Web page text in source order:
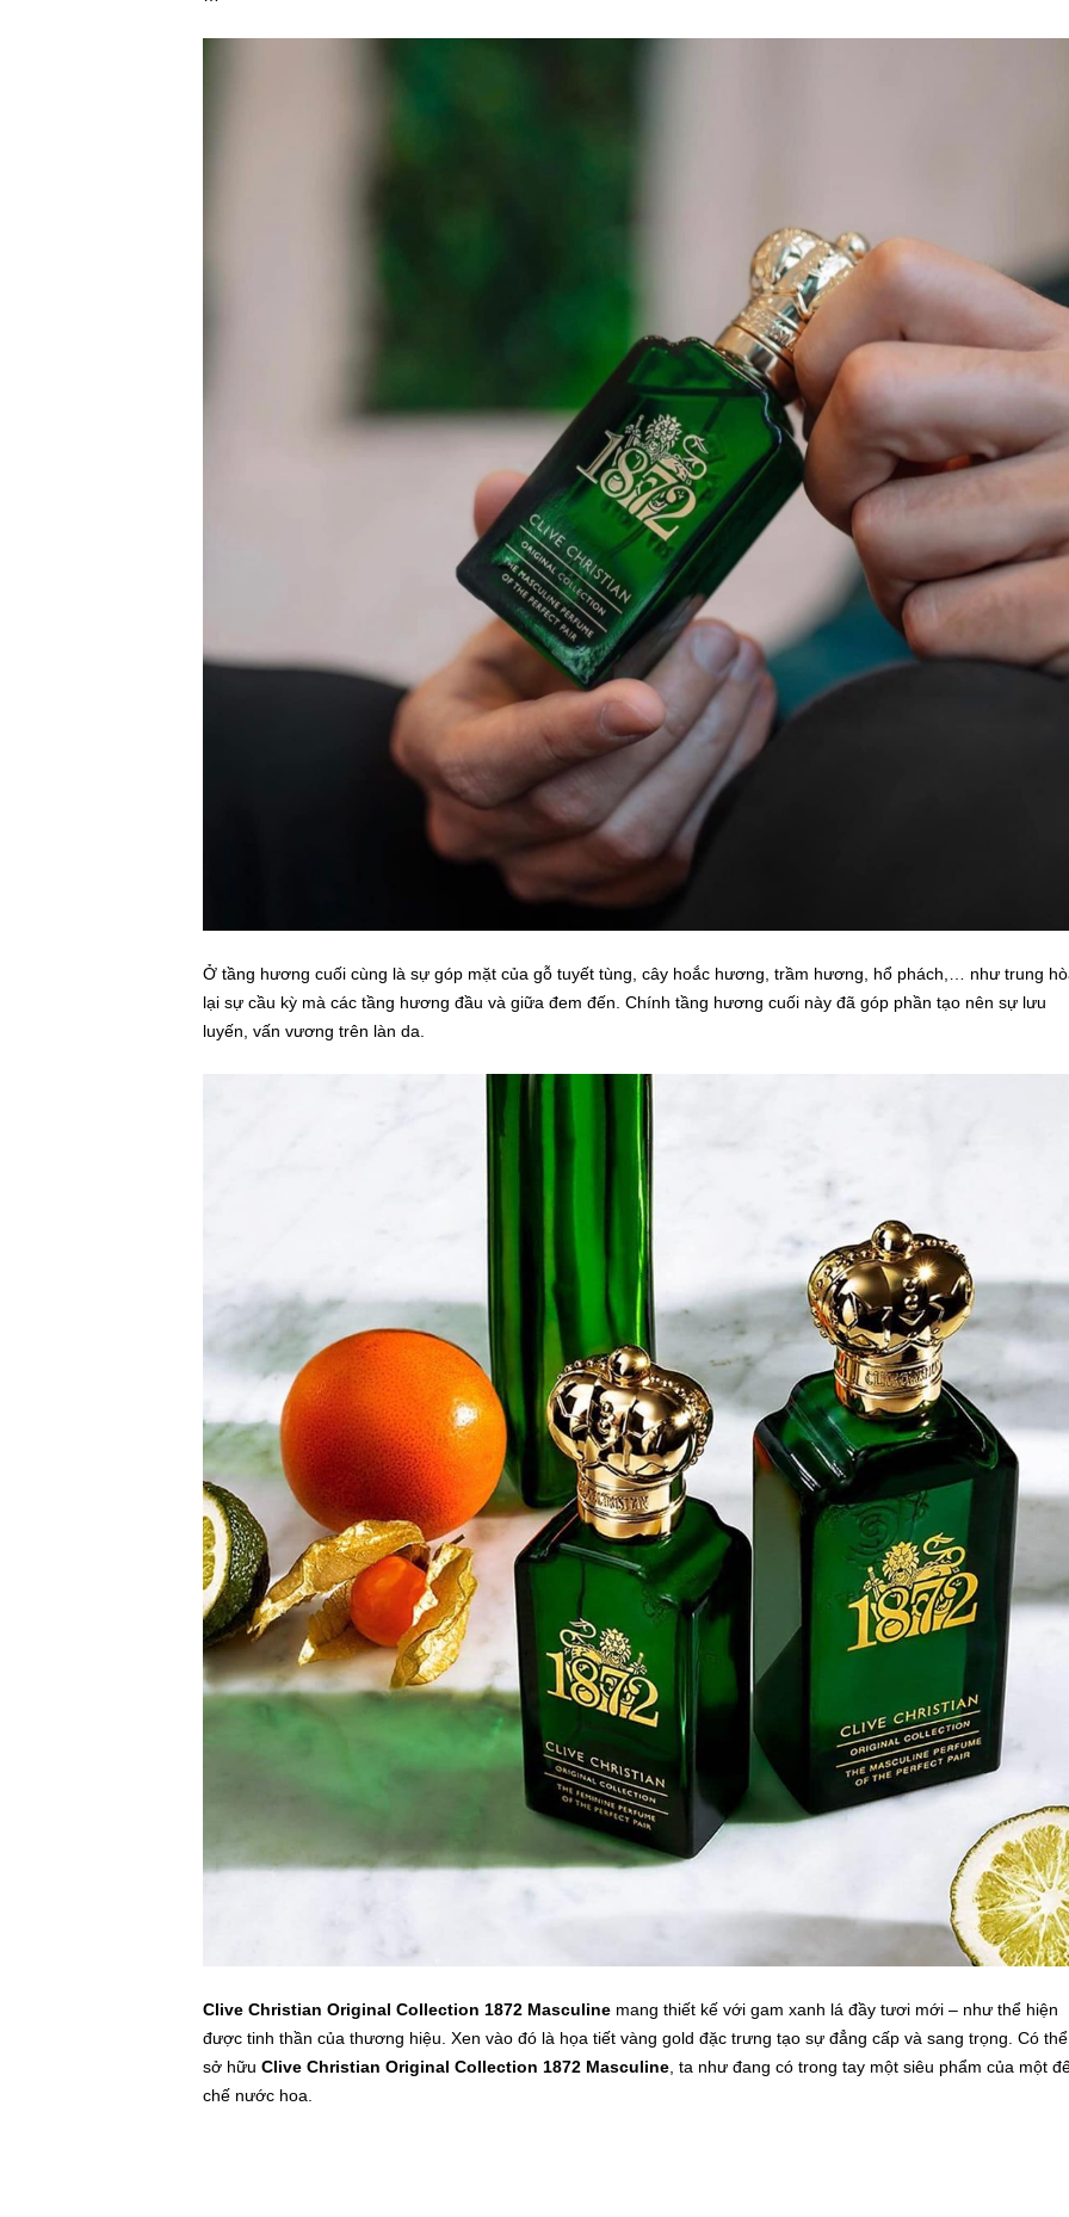
Ở tầng hương cuối cùng là sự góp mặt của gỗ tuyết tùng, cây hoắc hương, trầm hương, hổ phách,… như trung
lại sự cầu kỳ mà các tầng hương đầu và giữa đem đến. Chính tầng hương cuối này đã góp phần tạo nên sự lưu
luyến, vấn vương trên làn da.
Clive Christian Original Collection 1872 Masculine mang thiết kế với gam xanh lá đầy tươi mới – như thể hiện
được tinh thần của thương hiệu. Xen vào đó là họa tiết vàng gold đặc trưng tạo sự đẳng cấp và sang trọng. Có
sở hữu Clive Christian Original Collection 1872 Masculine , ta như đang có trong tay một siêu phẩm của một
chế nước hoa.